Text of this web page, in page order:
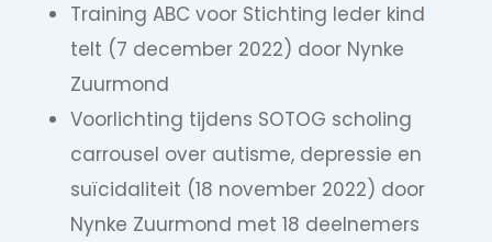
Training ABC voor Stichting Ieder kind
telt (7 december 2022) door Nynke
Zuurmond
Voorlichting tijdens SOTOG scholing
carrousel over autisme, depressie en
suïcidaliteit (18 november 2022) door
Nynke Zuurmond met 18 deelnemers